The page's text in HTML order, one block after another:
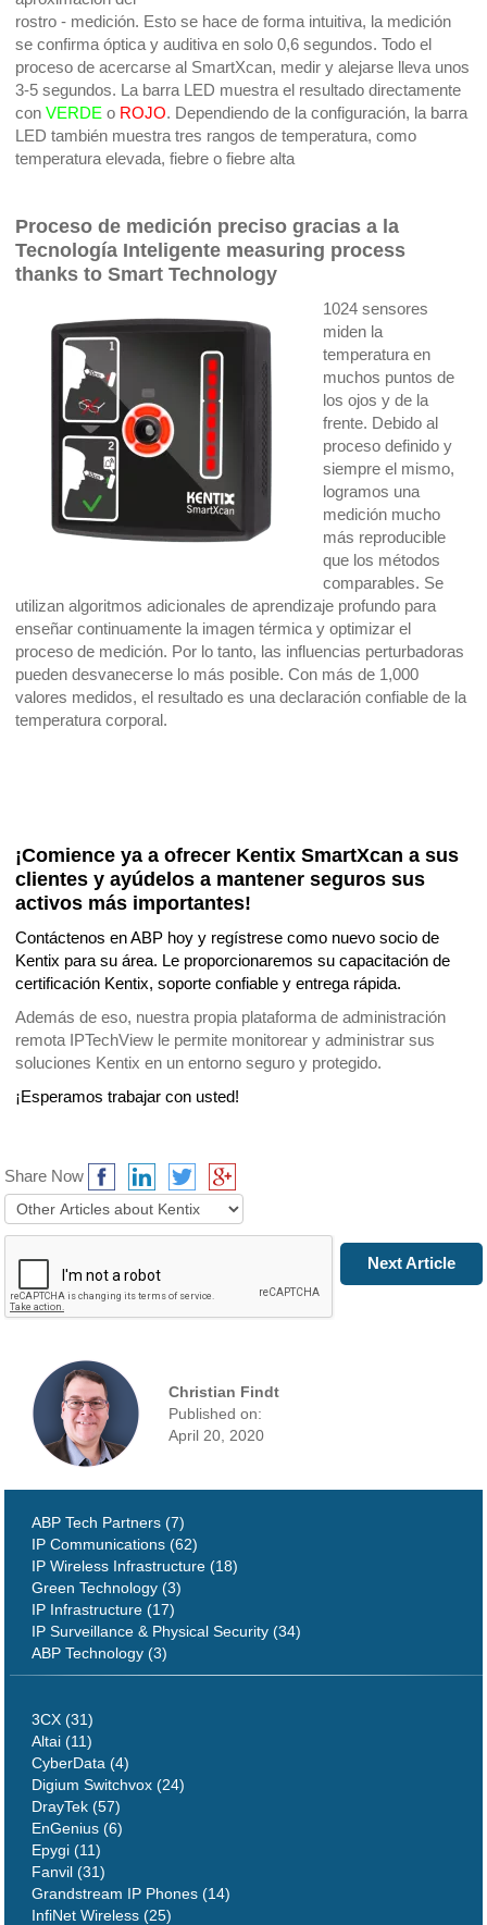
rostro - medición. Esto se hace de forma intuitiva, la medición
se confirma óptica y auditiva en solo 0,6 segundos. Todo el
proceso de acercarse al SmartXcan, medir y alejarse lleva unos
3-5 segundos. La barra LED muestra el resultado directamente
conVERDE o ROJO. Dependiendo de la configuración, la barra
LED también muestra tres rangos de temperatura, como
temperatura elevada, fiebre o fiebre alta
Proceso de medición preciso gracias a la
Tecnología Inteligente measuring process
thanks to Smart Technology
1024 sensores
miden la
temperatura en
muchos puntos de
los ojos y de la
frente. Debido al
proceso definido y
siempre el mismo,
logramos una
medición mucho
más reproducible
que los métodos
comparables. Se
utilizan algoritmos adicionales de aprendizaje profundo para
enseñar continuamente la imagen térmica y optimizar el
proceso de medición. Por lo tanto, las influencias perturbadoras
pueden desvanecerse lo más posible. Con más de 1,000
valores medidos, el resultado es una declaración confiable de la
temperatura corporal.
¡Comience ya a ofrecer Kentix SmartXcan a sus
clientes y ayúdelos a mantener seguros sus
activos más importantes!
Contáctenos en ABP hoy y regístrese como nuevo socio de
Kentix para su área. Le proporcionaremos su capacitación de
certificación Kentix, soporte confiable y entrega rápida.
Además de eso, nuestra propia plataforma de administración
remota IPTechView le permite monitorear y administrar sus
soluciones Kentix en un entorno seguro y protegido.
¡Esperamos trabajar con usted!
Share Now
Prev Article Next Article
Christian Findt
Published on:
April 20, 2020
ABP Tech Partners (7)
IP Communications (62)
IP Wireless Infrastructure (18)
Green Technology (3)
IP Infrastructure (17)
IP Surveillance & Physical Security (34)
ABP Technology (3)
3CX (31)
Altai (11)
CyberData (4)
Digium Switchvox (24)
DrayTek (57)
EnGenius (6)
Epygi (11)
Fanvil (31)
Grandstream IP Phones (14)
InfiNet Wireless (25)